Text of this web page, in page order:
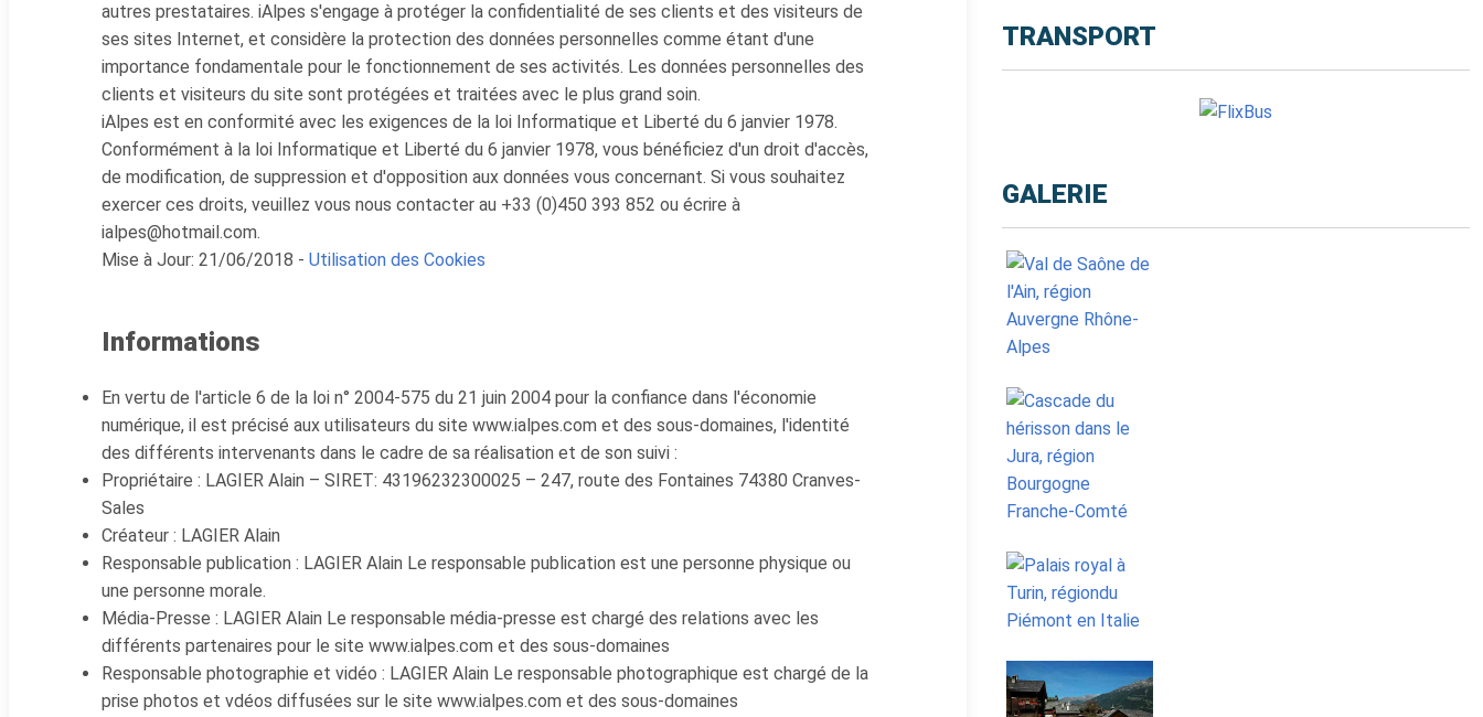
autres prestataires. iAlpes s'engage à protéger la confidentialité de ses clients et des visiteurs de
ses sites Internet, et considère la protection des données personnelles comme étant d'une
importance fondamentale pour le fonctionnement de ses activités. Les données personnelles des
clients et visiteurs du site sont protégées et traitées avec le plus grand soin.
iAlpes est en conformité avec les exigences de la loi Informatique et Liberté du 6 janvier 1978.
Conformément à la loi Informatique et Liberté du 6 janvier 1978, vous bénéficiez d'un droit d'accès,
de modification, de suppression et d'opposition aux données vous concernant. Si vous souhaitez
exercer ces droits, veuillez vous nous contacter au +33 (0)450 393 852 ou écrire à
ialpes@hotmail.com.
Mise à Jour: 21/06/2018 - Utilisation des Cookies
Informations
En vertu de l'article 6 de la loi n° 2004-575 du 21 juin 2004 pour la confiance dans l'économie
numérique, il est précisé aux utilisateurs du site www.ialpes.com et des sous-domaines, l'identité
des différents intervenants dans le cadre de sa réalisation et de son suivi :
Propriétaire : LAGIER Alain – SIRET: 43196232300025 – 247, route des Fontaines 74380 Cranves-
Sales
Créateur : LAGIER Alain
Responsable publication : LAGIER Alain Le responsable publication est une personne physique ou
une personne morale.
Média-Presse : LAGIER Alain Le responsable média-presse est chargé des relations avec les
différents partenaires pour le site www.ialpes.com et des sous-domaines
Responsable photographie et vidéo : LAGIER Alain Le responsable photographique est chargé de la
prise photos et vdéos diffusées sur le site www.ialpes.com et des sous-domaines
TRANSPORT
GALERIE